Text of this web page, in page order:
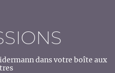
dans votre boîte aux